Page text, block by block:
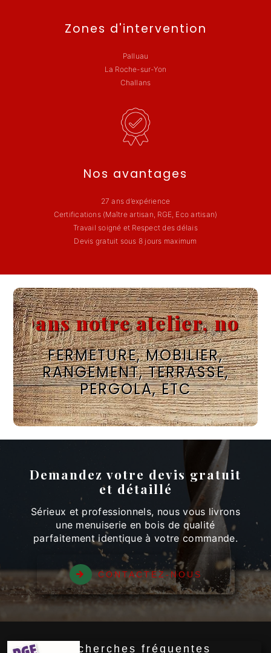
Zones d'intervention
Palluau
La Roche-sur-Yon
Challans
Nos avantages
27 ans d’expérience
Certifications (Maître artisan, RGE, Eco artisan)
Travail soigné et Respect des délais
Devis gratuit sous 8 jours maximum
notre atelier, nous
FERMETURE, MOBILIER,
RANGEMENT, TERRASSE,
PERGOLA, ETC
Demandez votre devis gratuit
et détaillé
Sérieux et professionnels, nous vous livrons
une menuiserie en bois de qualité
parfaitement identique à votre commande.
CONTACTEZ-NOUS
Recherches fréquentes